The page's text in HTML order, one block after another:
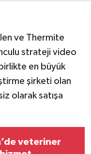
ve Thermite
strateji video
en büyük
şirketi olan
olarak satışa
veteriner